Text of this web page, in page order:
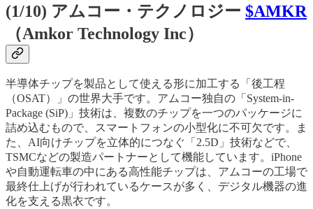
(1/10) アムコー・テクノロジー $AMKR
（Amkor Technology Inc）
半導体チップを製品として使える形に加工する「後工程
（OSAT）」の世界大手です。アムコー独自の「System-in-
Package (SiP)」技術は、複数のチップを一つのパッケージに
詰め込むもので、スマートフォンの小型化に不可欠です。ま
た、AI向けチップを立体的につなぐ「2.5D」技術などで、
TSMCなどの製造パートナーとして機能しています。iPhone
や自動運転車の中にある高性能チップは、アムコーの工場で
最終仕上げが行われているケースが多く、デジタル機器の進
化を支える黒衣です。